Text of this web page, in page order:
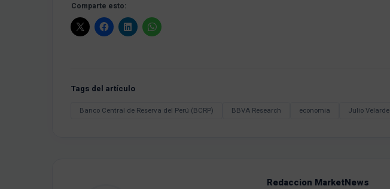
Comparte esto:
Tags del artículo
Banco Central de Reserva del Perú (BCRP) BBVA Research economia Julio Velarde
Redaccion MarketNews